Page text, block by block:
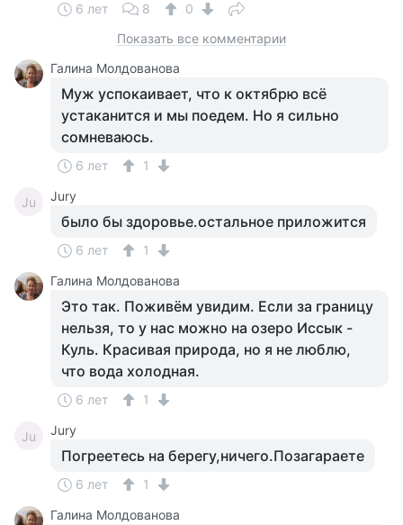
6 лет 8
0
Показать все комментарии
Галина Молдованова
Муж успокаивает, что к октябрю всё
устаканится и мы поедем. Но я сильно
сомневаюсь.
6 лет 1
Ju Jury
было бы здоровье.остальное приложится
6 лет
1
Галина Молдованова
Это так. Поживём увидим. Если за границу
нельзя, то у нас можно на озеро Иссык -
Куль. Красивая природа, но я не люблю,
что вода холодная.
6 лет 1
Ju Jury
Погреетесь на берегу,ничего.Позагараете
6 лет
1
Галина Молдованова